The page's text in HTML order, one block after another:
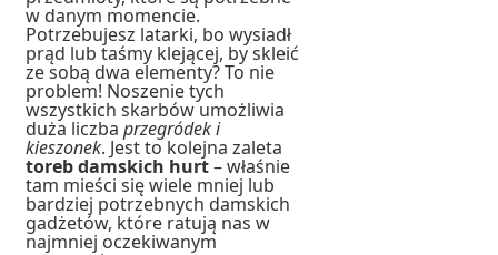
w danym momencie.
Potrzebujesz latarki, bo wysiadł
prąd lub taśmy klejącej, by skleić
ze sobą dwa elementy? To nie
problem! Noszenie tych
wszystkich skarbów umożliwia
duża liczbaprzegródek i
kieszonek. Jest to kolejna zaleta
toreb damskich hurt– właśnie
tam mieści się wiele mniej lub
bardziej potrzebnych damskich
gadżetów, które ratują nas w
najmniej oczekiwanym